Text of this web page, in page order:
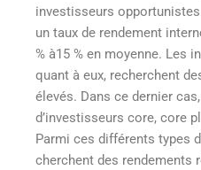
investisseurs
un taux de rendement
% à15 % en moyenne. Les
quant à eux, recherchent
élevés. Dans ce dernier
d’investisseurs core, core
Parmi ces différents types
cherchent des rendements